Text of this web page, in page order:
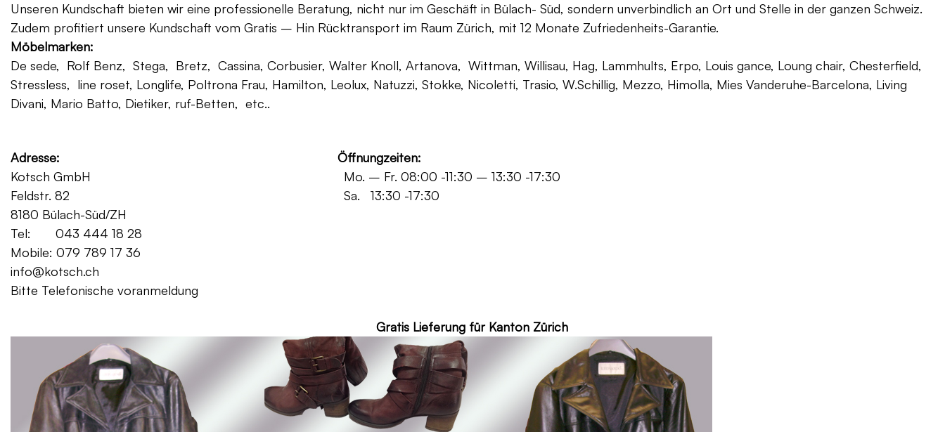
Unseren Kundschaft bieten wir eine professionelle Beratung, nicht nur im Geschäft in Bülach- Süd, sondern unverbindlich an Ort und Stelle in der ganzen Schweiz.
Zudem profitiert unsere Kundschaft vom Gratis – Hin Rücktransport im Raum Zürich, mit 12 Monate Zufriedenheits-Garantie.
Möbelmarken:
De sede, Rolf Benz, Stega, Bretz, Cassina, Corbusier, Walter Knoll, Artanova, Wittman, Willisau, Hag, Lammhults, Erpo, Louis gance, Loung chair, Chesterfield,
Stressless, line roset, Longlife, Poltrona Frau, Hamilton, Leolux, Natuzzi, Stokke, Nicoletti, Trasio, W.Schillig, Mezzo, Himolla, Mies Vanderuhe-Barcelona, Living
Divani, Mario Batto, Dietiker, ruf-Betten, etc..
Adresse:
Öffnungzeiten:
Kotsch GmbH Mo. – Fr. 08:00 -11:30 – 13:30 -17:30
Feldstr. 82 Sa. 13:30 -17:30
8180 Bülach-Süd/ZH
Tel: 043 444 18 28
Mobile: 079 789 17 36
info@kotsch.ch
Bitte Telefonische voranmeldung
Gratis Lieferung für Kanton Zürich